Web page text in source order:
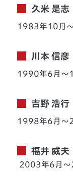
久米 是志
1983年10月
川本 信彦
1990年6月〜
吉野 浩行
1998年6月〜
福井 威夫
2003年6月〜